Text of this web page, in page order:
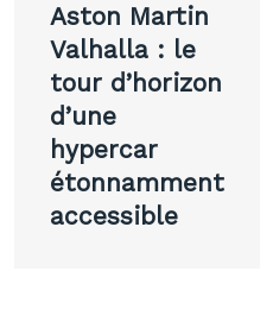
de
l’article
Aston Martin
Valhalla : le
tour d’horizon
d’une
hypercar
étonnamment
accessible